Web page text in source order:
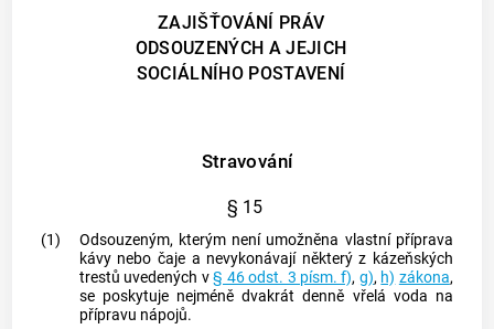
ZAJIŠŤOVÁNÍ PRÁV
ODSOUZENÝCH A JEJICH
SOCIÁLNÍHO POSTAVENÍ
Stravování
§ 15
(1)
Odsouzeným, kterým není umožněna vlastní příprava
kávy nebo čaje a nevykonávají některý z kázeňských
trestů uvedených v§ 46 odst. 3 písm. f), g), h) zákona,
se poskytuje nejméně dvakrát denně vřelá voda na
přípravu nápojů.